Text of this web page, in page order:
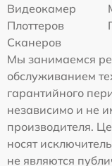
Видеокамер
Плоттеров
Сканеров
Мы занимаемся
обслуживанием
гарантийного
независимо и не
производителя.
носят
не являются